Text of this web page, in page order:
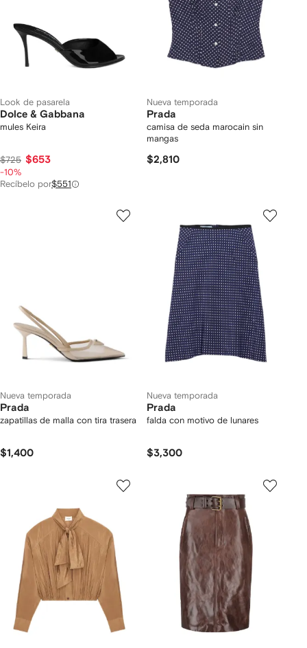
Look de pasarela
Dolce & Gabbana
mules Keira
$725 $653
-10%
Recíbelo por$551
Nueva temporada
Prada
camisa de seda marocain sin
mangas
$2,810
Nueva temporada
Prada
zapatillas de malla con tira trasera
$1,400
Nueva temporada
Prada
falda con motivo de lunares
$3,300